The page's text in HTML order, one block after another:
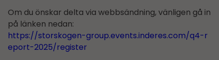
Om du önskar delta via webbsändning, vänligen gå in
på länken nedan:
https://storskogen-group.events.inderes.com/q4-r
eport-2025/register